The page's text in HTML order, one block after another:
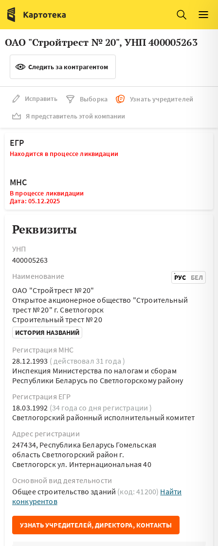
Италия
Люксембург
Литва
Нидерланды
ОАО "Стройтрест № 20", УНП 400005263
Следить за контрагентом
Исправить Выборка
Узнать учредителей
Я представитель этой компании
ЕГР
Находится в процессе ликвидации
МНС
В процессе ликвидации
Дата: 05.12.2025
Реквизиты
УНП
400005263
Наименование
РУС БЕЛ
ОАО "Стройтрест № 20"
Открытое акционерное общество "Строительный
трест № 20" г. Светлогорск
Строительный трест № 20
ИСТОРИЯ НАЗВАНИЙ
Регистрация МНС
28.12.1993 ( действовал 31 года )
Инспекция Министерства по налогам и сборам
Республики Беларусь по Светлогорскому району
Регистрация ЕГР
18.03.1992 (34 года со дня регистрации )
Светлогорский районный исполнительный комитет
Адрес регистрации
247434, Республика Беларусь Гомельская
область Светлогорский район г.
Светлогорск ул. Интернациональная 40
Основной вид деятельности
Общее строительство зданий (код: 41200) Найти
конкурентов
УЗНАТЬ УЧРЕДИТЕЛЕЙ, ДИРЕКТОРА, КОНТАКТЫ